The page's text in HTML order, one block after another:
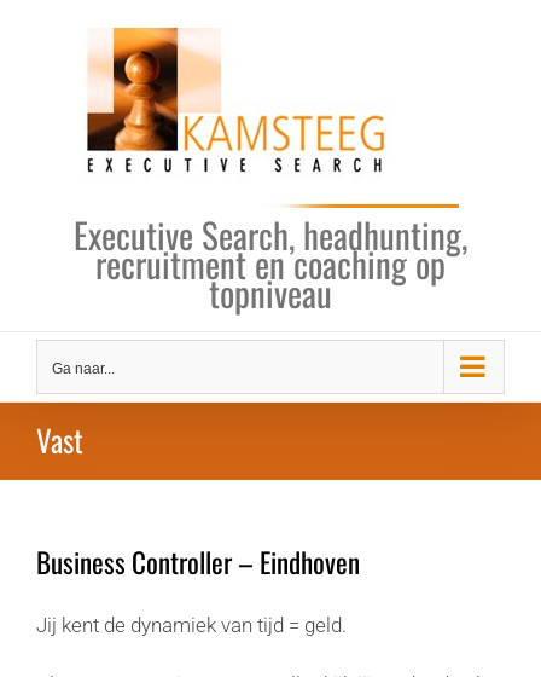
Executive Search, headhunting,
recruitment en coaching op
topniveau
Ga naar...
Vast
Business Controller – Eindhoven
Jij kent de dynamiek van tijd = geld.